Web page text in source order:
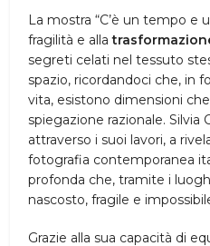
La mostra “C’è un tempo e
fragilità e alla
segreti celati nel tessuto
spazio, ricordandoci che, in
vita, esistono dimensioni
spiegazione razionale. Silvia
attraverso i suoi lavori, a
fotografia contemporanea
profonda che, tramite i
nascosto, fragile e
Grazie alla sua capacità di